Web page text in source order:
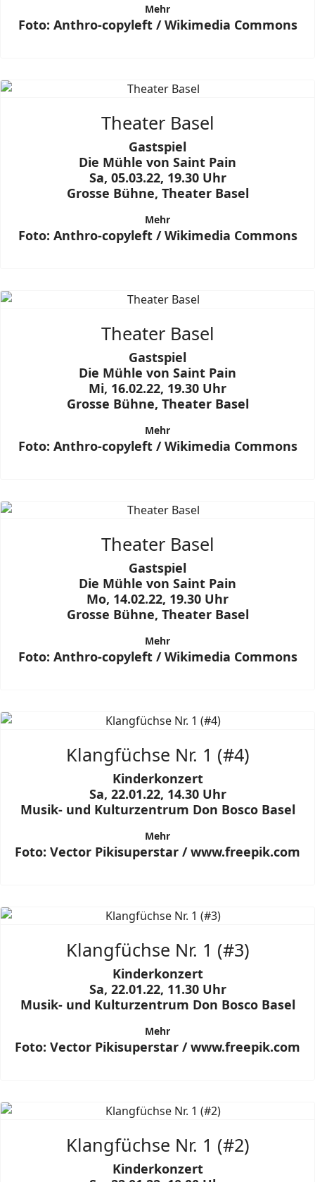
Mehr
Foto: Anthro-copyleft / Wikimedia Commons
Theater Basel
Gastspiel
Die Mühle von Saint Pain
Sa, 05.03.22, 19.30 Uhr
Grosse Bühne, Theater Basel
Mehr
Foto: Anthro-copyleft / Wikimedia Commons
Theater Basel
Gastspiel
Die Mühle von Saint Pain
Mi, 16.02.22, 19.30 Uhr
Grosse Bühne, Theater Basel
Mehr
Foto: Anthro-copyleft / Wikimedia Commons
Theater Basel
Gastspiel
Die Mühle von Saint Pain
Mo, 14.02.22, 19.30 Uhr
Grosse Bühne, Theater Basel
Mehr
Foto: Anthro-copyleft / Wikimedia Commons
Klangfüchse Nr. 1 (#4)
Kinderkonzert
Sa, 22.01.22, 14.30 Uhr
Musik- und Kulturzentrum Don Bosco Basel
Mehr
Foto: Vector Pikisuperstar / www.freepik.com
Klangfüchse Nr. 1 (#3)
Kinderkonzert
Sa, 22.01.22, 11.30 Uhr
Musik- und Kulturzentrum Don Bosco Basel
Mehr
Foto: Vector Pikisuperstar / www.freepik.com
Klangfüchse Nr. 1 (#2)
Kinderkonzert